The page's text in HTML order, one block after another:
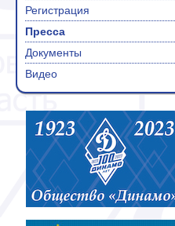
Регистрация
Пресса
Документы
Видео